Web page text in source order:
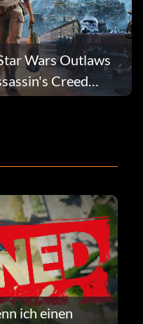
Wars Outlaws
Creed
ich einen